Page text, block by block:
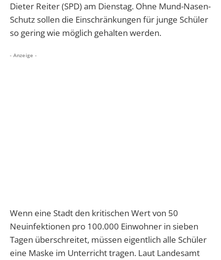
Dieter Reiter (SPD) am Dienstag. Ohne Mund-Nasen-
Schutz sollen die Einschränkungen für junge Schüler
so gering wie möglich gehalten werden.
- Anzeige -
Wenn eine Stadt den kritischen Wert von 50
Neuinfektionen pro 100.000 Einwohner in sieben
Tagen überschreitet, müssen eigentlich alle Schüler
eine Maske im Unterricht tragen. Laut Landesamt